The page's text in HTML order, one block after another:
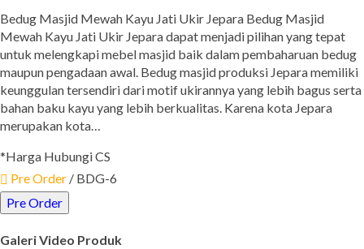
Bedug Masjid Mewah Kayu Jati Ukir Jepara Bedug Masjid
Mewah Kayu Jati Ukir Jepara dapat menjadi pilihan yang tepat
untuk melengkapi mebel masjid baik dalam pembaharuan bedug
maupun pengadaan awal. Bedug masjid produksi Jepara memiliki
keunggulan tersendiri dari motif ukirannya yang lebih bagus serta
bahan baku kayu yang lebih berkualitas. Karena kota Jepara
merupakan kota…
*Harga Hubungi CS
Pre Order / BDG-6
Pre Order
Galeri Video Produk